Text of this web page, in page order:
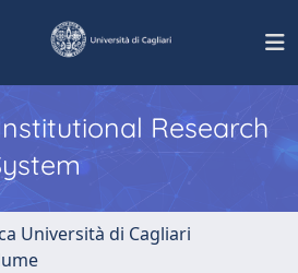
Research
Università di Cagliari